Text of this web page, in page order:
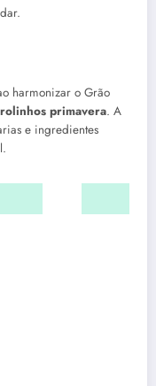
harmonizar o Grão
rolinhos primavera. A
e ingredientes